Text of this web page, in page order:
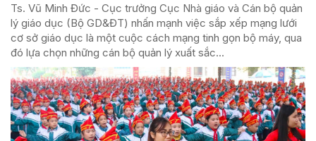
Ts. Vũ Minh Đức - Cục trưởng Cục Nhà giáo và Cán bộ quản
lý giáo dục (Bộ GD&ĐT) nhấn mạnh việc sắp xếp mạng lưới
cơ sở giáo dục là một cuộc cách mạng tinh gọn bộ máy, qua
đó lựa chọn những cán bộ quản lý xuất sắc...